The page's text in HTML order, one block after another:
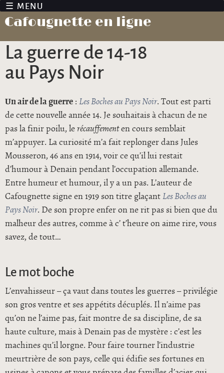
Cafougnette en ligne
La guerre de 14-18
au Pays Noir
Un air de la guerre : Les Boches au Pays Noir. Tout est parti
de cette nouvelle année 14. Je souhaitais à chacun de ne
pas la finir poilu, le récauffementen cours semblait
m’appuyer. La curiosité m’a fait replonger dans Jules
Mousseron, 46 ans en 1914, voir ce qu’il lui restait
d’humour à Denain pendant l’occupation allemande.
Entre humeur et humour, il y a un pas. L’auteur de
Cafougnette signe en 1919 son titre glaçant Les Boches au
Pays Noir. De son propre enfer on ne rit pas si bien que du
malheur des autres, comme à c’ t’heure on aime rire, vous
savez, de tout…
Le mot boche
L’envahisseur – ça vaut dans toutes les guerres – privilégie
son gros ventre et ses appétits décuplés. Il n’aime pas
qu’on ne l’aime pas, fait montre de sa discipline, de sa
haute culture, mais à Denain pas de mystère : c’est les
machines qu’il lorgne. Pour faire tourner l’industrie
meurtrière de son pays, celle qui édifie ses fortunes en